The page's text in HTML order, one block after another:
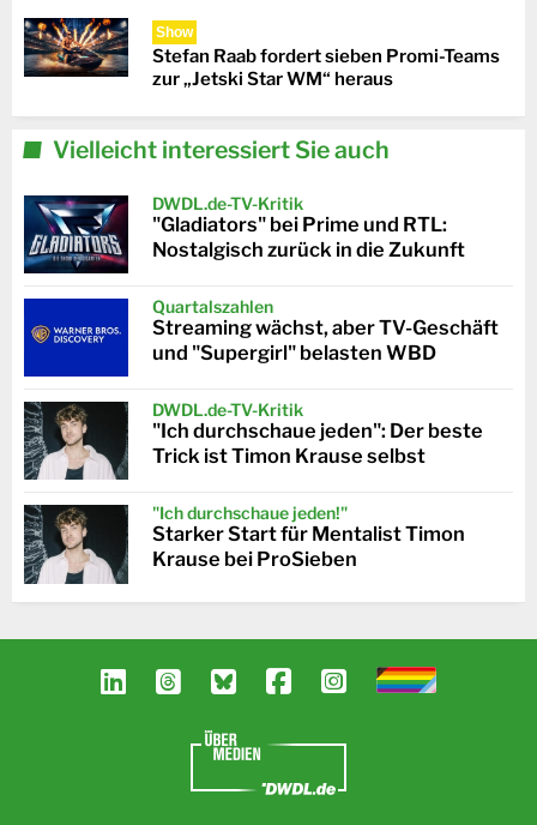
Show
Stefan Raab fordert sieben Promi-Teams
zur „Jetski Star WM“ heraus
Vielleicht interessiert Sie auch
DWDL.de-TV-Kritik
"Gladiators" bei Prime und RTL:
Nostalgisch zurück in die Zukunft
Quartalszahlen
Streaming wächst, aber TV-Geschäft
und "Supergirl" belasten WBD
DWDL.de-TV-Kritik
"Ich durchschaue jeden": Der beste
Trick ist Timon Krause selbst
"Ich durchschaue jeden!"
Starker Start für Mentalist Timon
Krause bei ProSieben